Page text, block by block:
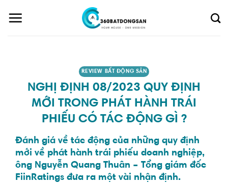
REVIEW BẤT ĐỘNG SẢN
NGHỊ ĐỊNH 08/2023 QUY ĐỊNH
MỚI TRONG PHÁT HÀNH TRÁI
PHIẾU CÓ TÁC ĐỘNG GÌ ?
Đánh giá về tác động của những quy định
mới về phát hành trái phiếu doanh nghiệp,
ông Nguyễn Quang Thuân – Tổng giám đốc
FiinRatings đưa ra một vài nhận định.